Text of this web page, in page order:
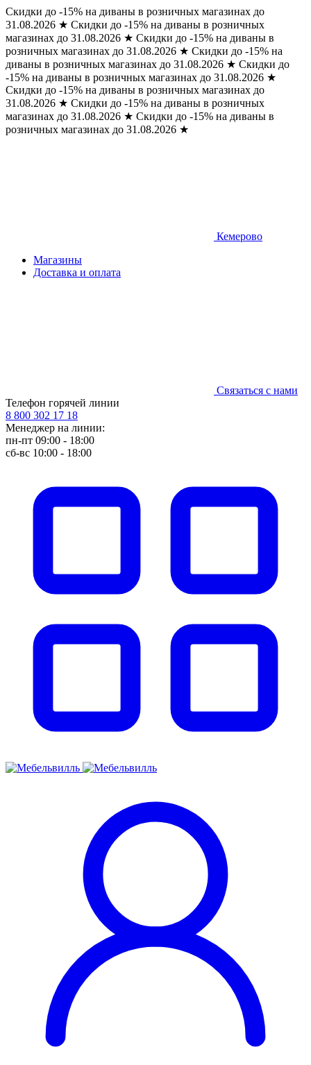
Скидки до -15% на диваны в розничных магазинах до
31.08.2026 ★ Скидки до -15% на диваны в розничных
магазинах до 31.08.2026 ★ Скидки до -15% на диваны в
розничных магазинах до 31.08.2026 ★ Скидки до -15% на
диваны в розничных магазинах до 31.08.2026 ★ Скидки до
-15% на диваны в розничных магазинах до 31.08.2026 ★
Скидки до -15% на диваны в розничных магазинах до
31.08.2026 ★ Скидки до -15% на диваны в розничных
магазинах до 31.08.2026 ★ Скидки до -15% на диваны в
розничных магазинах до 31.08.2026 ★
Кемерово
Магазины
Доставка и оплата
Связаться с нами
Телефон горячей линии
8 800 302 17 18
Менеджер на линии:
пн-пт 09:00 - 18:00
сб-вс 10:00 - 18:00